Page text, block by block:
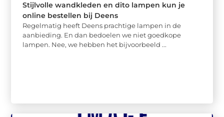
Stijlvolle wandkleden en dito lampen kun je
online bestellen bij Deens
Regelmatig heeft Deens prachtige lampen in de
aanbieding. En dan bedoelen we niet goedkope
lampen. Nee, we hebben het bijvoorbeeld ...